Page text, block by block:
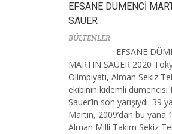
EFSANE DÜMENCİ
SAUER
BÜLTENLER
EFSANE
MARTIN SAUER 2020
Olimpiyatı, Alman Sekiz
ekibinin kıdemli dümencisi
Sauer’in son yarışıydı. 39
Martin, 2009’dan bu yana
Alman Milli Takım Sekiz